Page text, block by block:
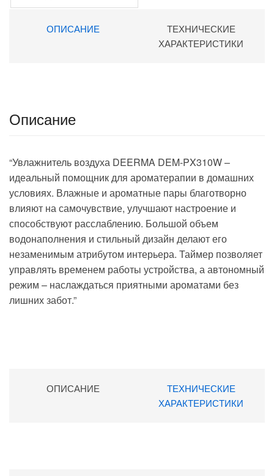
ОПИСАНИЕ
ТЕХНИЧЕСКИЕ
ХАРАКТЕРИСТИКИ
Описание
“Увлажнитель воздуха DEERMA DEM-PX310W –
идеальный помощник для ароматерапии в домашних
условиях. Влажные и ароматные пары благотворно
влияют на самочувствие, улучшают настроение и
способствуют расслаблению. Большой объем
водонаполнения и стильный дизайн делают его
незаменимым атрибутом интерьера. Таймер позволяет
управлять временем работы устройства, а автономный
режим – наслаждаться приятными ароматами без
лишних забот.”
ОПИСАНИЕ
ТЕХНИЧЕСКИЕ
ХАРАКТЕРИСТИКИ